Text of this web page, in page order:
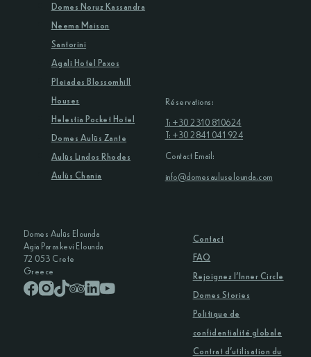
Domes Aulūs Elounda
Agia Paraskevi Elounda
72 053 Crete
Greece
Contact
FAQ
Rejoignez l’Inner Circle
Domes Stories
Politique de
confidentialité globale
Contrat d’utilisation du
Réservations:
T: +30 2310 810624
T: +30 2841 041 924
Contact Email:
info@domesauluselounda.com
Domes Noruz Kassandra
Neema Maison
Santorini
Agali Hotel Paxos
Pleiades Blossomhill
Houses
Helestia Pocket Hotel
Domes Aulūs Zante
Aulūs Lindos Rhodes
Aulūs Chania